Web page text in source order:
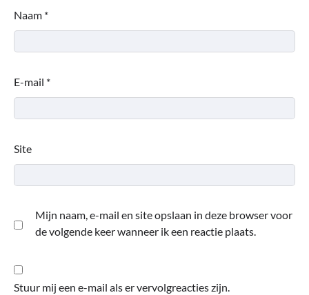
Naam *
E-mail *
Site
Mijn naam, e-mail en site opslaan in deze browser voor
de volgende keer wanneer ik een reactie plaats.
Stuur mij een e-mail als er vervolgreacties zijn.